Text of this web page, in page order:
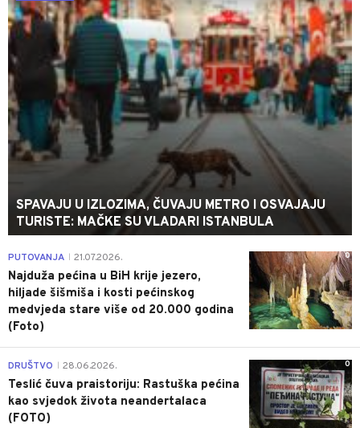
SPAVAJU U IZLOZIMA, ČUVAJU METRO I OSVAJAJU
TURISTE: MAČKE SU VLADARI ISTANBULA
0
PUTOVANJA 21.07.2026.
Najduža pećina u BiH krije jezero,
hiljade šišmiša i kosti pećinskog
medvjeda stare više od 20.000 godina
(Foto)
0
DRUŠTVO 28.06.2026.
Teslić čuva praistoriju: Rastuška pećina
kao svjedok života neandertalaca
(FOTO)